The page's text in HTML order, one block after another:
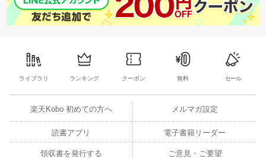
ライブラリ ランキング クーポン 無料 セール
楽天Kobo 初めての方へ メルマガ設定
読書アプリ 電子書籍リーダー
領収書を発行する ご意見・ご要望